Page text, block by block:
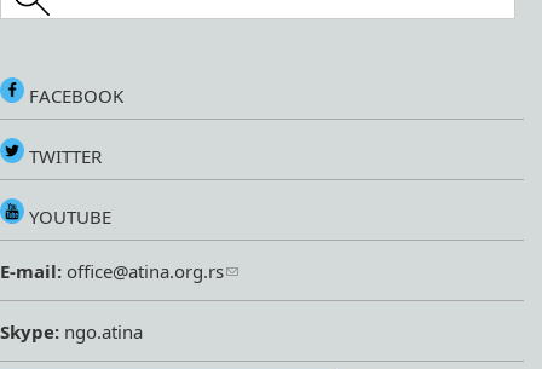
FACEBOOK
TWITTER
YOUTUBE
E-mail: office@atina.org.rs
Skype: ngo.atina